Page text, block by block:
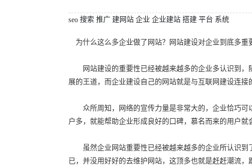
seo 搜索 推广 建网站 企业 企业建站 搭建 平台 系统
为什么这么多企业做了网站？网站建设对企业到底多重
网站建设的重要性已经被越来越多的企业多认识到，
展的王道，而企业建设自己的网站就是与互联网建设连
众所周知，网络的宣传力量是非常大的，企业恰巧可
户多，就能帮助企业形成良好的口碑，慕名而来的用户
虽然企业网站重要性已经被越来越多的企业所认识到
已，并没用好好的去维护网站，这顶多也就是赶赶潮流